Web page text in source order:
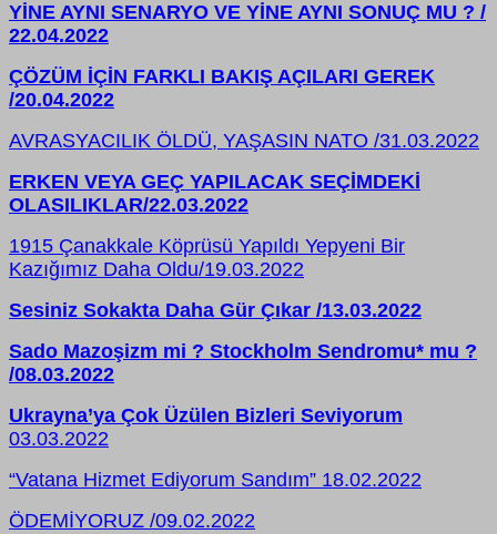
YİNE AYNI SENARYO VE YİNE AYNI SONUÇ MU ? /
22.04.2022
ÇÖZÜM İÇİN FARKLI BAKIŞ AÇILARI GEREK
/20.04.2022
AVRASYACILIK ÖLDÜ, YAŞASIN NATO /31.03.2022
ERKEN VEYA GEÇ YAPILACAK SEÇİMDEKİ
OLASILIKLAR/22.03.2022
1915 Çanakkale Köprüsü Yapıldı Yepyeni Bir
Kazığımız Daha Oldu/19.03.2022
Sesiniz Sokakta Daha Gür Çıkar /13.03.2022
Sado Mazoşizm mi ? Stockholm Sendromu* mu ?
/08.03.2022
Ukrayna’ya Çok Üzülen Bizleri Seviyorum
03.03.2022
“Vatana Hizmet Ediyorum Sandım” 18.02.2022
ÖDEMİYORUZ /09.02.2022